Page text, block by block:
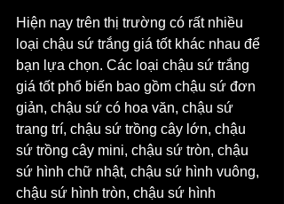
Hiện nay trên thị trường có rất nhiều
loại chậu sứ trắng giá tốt khác nhau để
bạn lựa chọn. Các loại chậu sứ trắng
giá tốt phổ biến bao gồm chậu sứ đơn
giản, chậu sứ có hoa văn, chậu sứ
trang trí, chậu sứ trồng cây lớn, chậu
sứ trồng cây mini, chậu sứ tròn, chậu
sứ hình chữ nhật, chậu sứ hình vuông,
chậu sứ hình tròn, chậu sứ hình